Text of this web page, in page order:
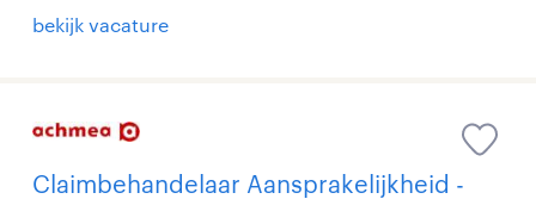
bekijk vacature
Claimbehandelaar Aansprakelijkheid -